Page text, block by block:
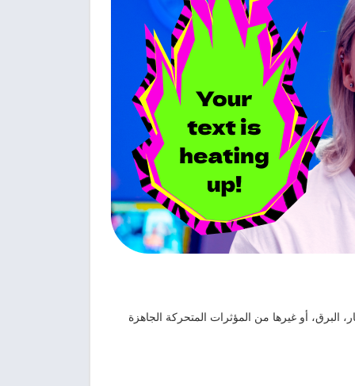
البرق، أو غيرها من المؤثرات المتحركة الجاهزة